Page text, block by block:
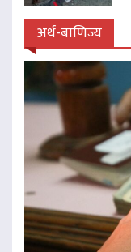
अर्थ-बाणिज्य